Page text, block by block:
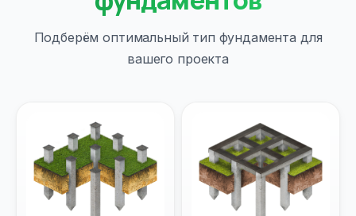
Подберём оптимальный тип фундамента для
вашего проекта